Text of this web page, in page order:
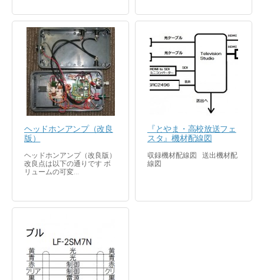
ヘッドホンアンプ（改良
版）
ヘッドホンアンプ（改良版）
改良点は以下の通りです ボ
リュームの可変...
『とやま・高校放送フェ
スタ』機材配線図
収録機材配線図 送出機材配
線図